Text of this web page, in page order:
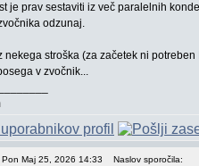
je prav sestaviti iz več paralelnih
odzunaj.
nekega stroška (za začetek ni
v zvočnik...
Maj 25, 2026 14:33 Naslov sporočila: